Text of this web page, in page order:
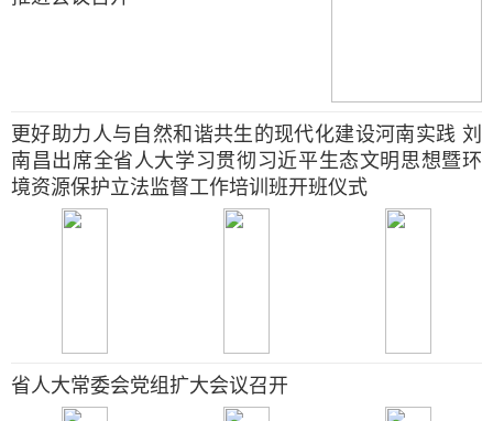
更好助力人与自然和谐共生的现代化建设河南实践 刘
南昌出席全省人大学习贯彻习近平生态文明思想暨环
境资源保护立法监督工作培训班开班仪式
省人大常委会党组扩大会议召开